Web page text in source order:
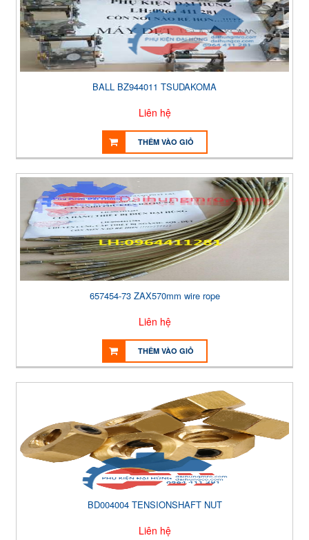
BALL BZ944011 TSUDAKOMA
Liên hệ
THÊM VÀO GIỎ
657454-73 ZAX570mm wire rope
Liên hệ
THÊM VÀO GIỎ
BD004004 TENSIONSHAFT NUT
Liên hệ